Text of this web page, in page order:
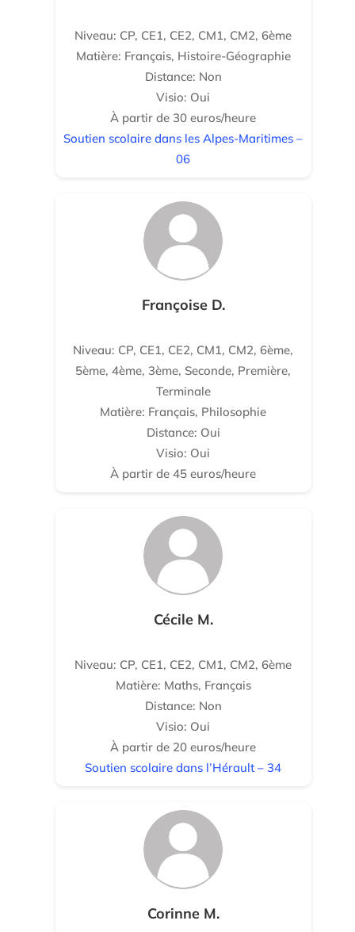
Niveau: CP, CE1, CE2, CM1, CM2, 6ème
Matière: Français, Histoire-Géographie
Distance: Non
Visio: Oui
À partir de 30 euros/heure
Soutien scolaire dans les Alpes-Maritimes –
06
Françoise D.
Niveau: CP, CE1, CE2, CM1, CM2, 6ème,
5ème, 4ème, 3ème, Seconde, Première,
Terminale
Matière: Français, Philosophie
Distance: Oui
Visio: Oui
À partir de 45 euros/heure
Cécile M.
Niveau: CP, CE1, CE2, CM1, CM2, 6ème
Matière: Maths, Français
Distance: Non
Visio: Oui
À partir de 20 euros/heure
Soutien scolaire dans l’Hérault – 34
Corinne M.